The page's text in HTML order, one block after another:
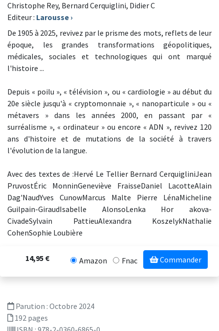
Christophe Rey, Bernard Cerquiglini, Didier C
Editeur : Larousse ›
De 1905 à 2025, revivez par le prisme des mots, reflets de leur
époque, les grandes transformations géopolitiques,
médicales, sociales et technologiques qui ont marqué
l'histoire ...
Depuis « poilu », « télévision », ou « cardiologie » au début du
20e siècle jusqu'à « cryptomonnaie », « nanoparticule » ou «
métavers » dans les années 2000, en passant par «
surréalisme », « ordinateur » ou encore « ADN », revivez 120
ans d'histoire et de mutations de la société à travers
l'évolution de la langue.
Avec des textes de :Hervé Le Tellier Bernard CerquigliniJean
PruvostÉric MonninGeneviève FraisseDaniel LacotteAlain
Dag'NaudYves CunowMarcus Malte Pierre LénaMicheline
Guilpain-GiraudIsabelle AlonsoLenka Hor akova-
CivadeSylvain PattieuAlexandra KoszelykNathalie
CohenSophie Loubière
14,95 € Amazon Fnac Commander
Parution : Octobre 2024
192 pages